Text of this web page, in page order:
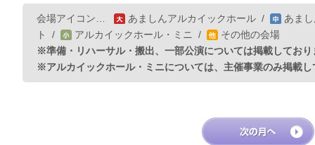
会場アイコン… あましんアルカイックホール /
あま
ト
/ アルカイックホール・ミニ /
その他の会場
※準備・リハーサル・搬出、一部公演については掲載しており
※アルカイックホール・ミニについては、主催事業のみ掲載し